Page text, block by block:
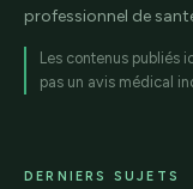
professionnel de
Les contenus publiés
pas un avis médical
DERNIERS SUJETS